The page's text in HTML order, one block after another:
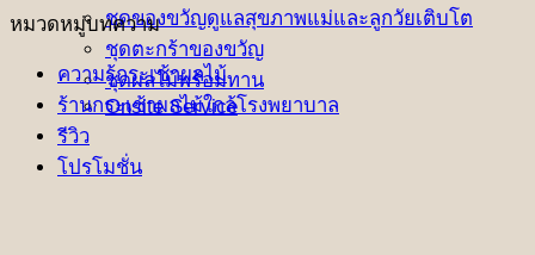
ชุดของขวัญดูแลสุขภาพแม่และลูกวัยเติบโต
ชุดตะกร้าของขวัญ
ชุดผลไม้พร้อมทาน
Onsite Service
หมวดหมู่บทความ
ความรู้กระเช้าผลไม้
ร้านกระเช้าผลไม้ใกล้โรงพยาบาล
รีวิว
โปรโมชั่น